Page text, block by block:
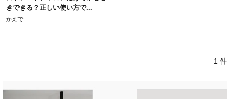
きできる？正しい使い方で...
かえで
1 件